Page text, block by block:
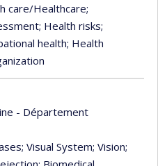
care/Healthcare;
; Health risks;
health; Health
- Département
; Visual System; Vision;